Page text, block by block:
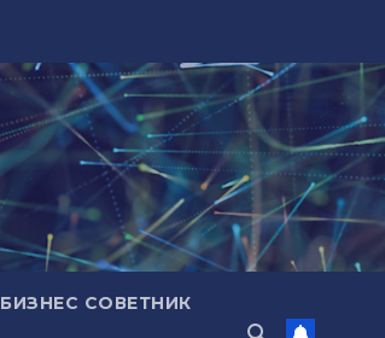
БИЗНЕС СОВЕТНИК